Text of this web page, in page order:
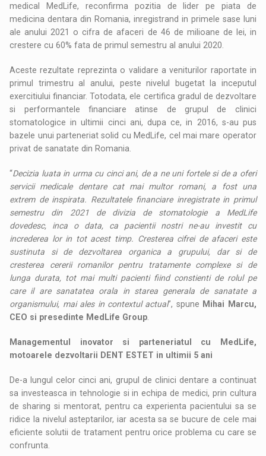
medical MedLife, reconfirma pozitia de lider pe piata de
medicina dentara din Romania, inregistrand in primele sase luni
ale anului 2021 o cifra de afaceri de 46 de milioane de lei, in
crestere cu 60% fata de primul semestru al anului 2020.
Aceste rezultate reprezinta o validare a veniturilor raportate in
primul trimestru al anului, peste nivelul bugetat la inceputul
exercitiului financiar. Totodata, ele certifica gradul de dezvoltare
si performantele financiare atinse de grupul de clinici
stomatologice in ultimii cinci ani, dupa ce, in 2016, s-au pus
bazele unui parteneriat solid cu MedLife, cel mai mare operator
privat de sanatate din Romania.
“Decizia luata in urma cu cinci ani, de a ne uni fortele si de a oferi
servicii medicale dentare cat mai multor romani, a fost una
extrem de inspirata. Rezultatele financiare inregistrate in primul
semestru din 2021 de divizia de stomatologie a MedLife
dovedesc, inca o data, ca pacientii nostri ne-au investit cu
increderea lor in tot acest timp. Cresterea cifrei de afaceri este
sustinuta si de dezvoltarea organica a grupului, dar si de
cresterea cererii romanilor pentru tratamente complexe si de
lunga durata, tot mai multi pacienti fiind constienti de rolul pe
care il are sanatatea orala in starea generala de sanatate a
organismului, mai ales in contextul actual”, spune Mihai Marcu,
CEO si presedinte MedLife Group
Managementul inovator si parteneriatul cu MedLife,
motoarele dezvoltarii DENT ESTET in ultimii 5 ani
De-a lungul celor cinci ani, grupul de clinici dentare a continuat
sa investeasca in tehnologie si in echipa de medici, prin cultura
de sharing si mentorat, pentru ca experienta pacientului sa se
ridice la nivelul asteptarilor, iar acesta sa se bucure de cele mai
eficiente solutii de tratament pentru orice problema cu care se
confrunta.